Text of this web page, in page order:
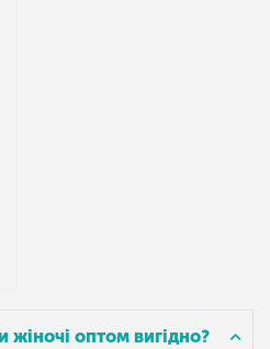
оптом вигідно?